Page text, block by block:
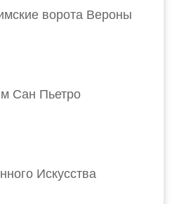
ворота Вероны
Сан Пьетро
Искусства